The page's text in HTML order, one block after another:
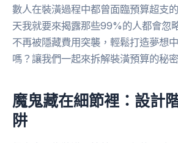
數人在裝潢過程中都曾面臨預算超支
天我就要來揭露那些99%的人都會忽
不再被隱藏費用突襲，輕鬆打造夢想
嗎？讓我們一起來拆解裝潢預算的秘密
魔鬼藏在細節裡：設計
阱